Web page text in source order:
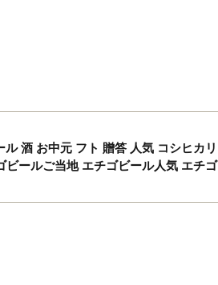
酒 お中元 フト 贈答 人気 コシヒカリ
ールご当地 エチゴビール人気 エチゴ